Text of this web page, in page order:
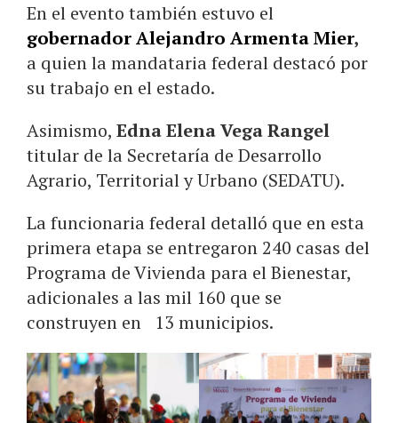
En el evento también estuvo el
gobernador Alejandro Armenta Mier,
a quien la mandataria federal destacó por
su trabajo en el estado.
Asimismo, Edna Elena Vega Rangel
titular de la Secretaría de Desarrollo
Agrario, Territorial y Urbano (SEDATU).
La funcionaria federal detalló que en esta
primera etapa se entregaron 240 casas del
Programa de Vivienda para el Bienestar,
adicionales a las mil 160 que se
construyen en 13 municipios.